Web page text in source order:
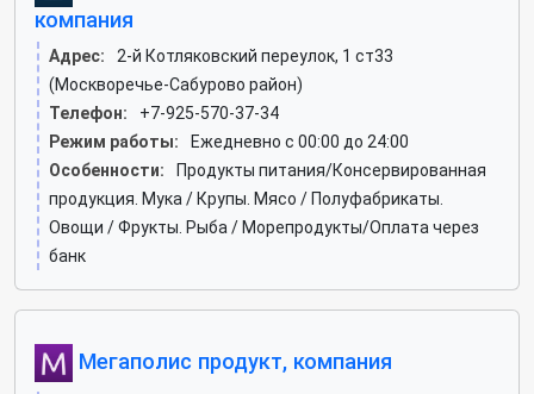
компания
Адрес:
2-й Котляковский переулок, 1 ст33
(Москворечье-Сабурово район)
Телефон:
+7-925-570-37-34
Режим работы:
Ежедневно с 00:00 до 24:00
Особенности:
Продукты питания/Консервированная
продукция. Мука / Крупы. Мясо / Полуфабрикаты.
Овощи / Фрукты. Рыба / Морепродукты/Оплата через
банк
Мегаполис продукт, компания